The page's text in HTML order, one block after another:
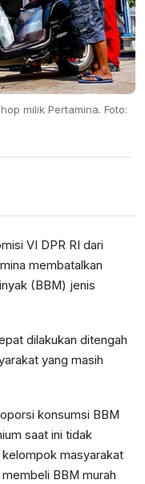
milik Pertamina. Foto:
VI DPR RI dari
membatalkan
(BBM) jenis
dilakukan ditengah
yang masih
konsumsi BBM
saat ini tidak
kelompok masyarakat
BBM murah